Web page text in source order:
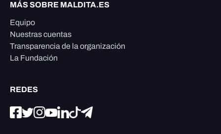
MÁS SOBRE MALDITA.ES
Equipo
Nuestras cuentas
Transparencia de la organización
La Fundación
REDES